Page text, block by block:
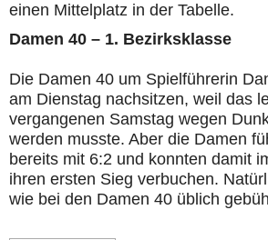
einen Mittelplatz in der Tabelle.
Damen 40 – 1. Bezirksklasse
Die Damen 40 um Spielführerin
am Dienstag nachsitzen, weil das
vergangenen Samstag wegen
werden musste. Aber die Damen
bereits mit 6:2 und konnten damit
ihren ersten Sieg verbuchen.
wie bei den Damen 40 üblich